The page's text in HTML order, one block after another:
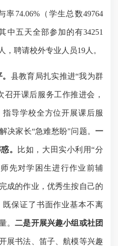
率74.06%（学生总数49764
中五天全部参加的有34251
，聘请校外专业人员19人。
县教育局扎实推进“我为群
开课后服务工作推进会，
导学校全方位开展课后服
决家长“急难愁盼"问题。 一
。 比如，大田实小利用“分
先对学困生进行作业前辅
成的作业，优秀生按自己的
保证了书面作业基本不离
。二是开展兴趣小组或社团
展书法、笛子、航模等兴趣